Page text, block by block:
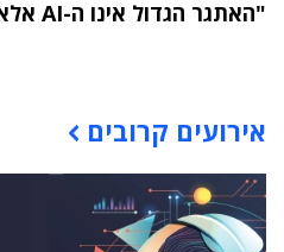
"האתגר הגדול אינו ה-AI אלא הטמעתה בארגון"
אירועים קרובים